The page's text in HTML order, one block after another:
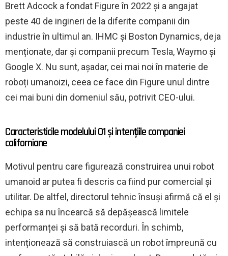
Brett Adcock a fondat Figure în 2022 și a angajat
peste 40 de ingineri de la diferite companii din
industrie în ultimul an. IHMC și Boston Dynamics, deja
menționate, dar și companii precum Tesla, Waymo și
Google X. Nu sunt, așadar, cei mai noi în materie de
roboți umanoizi, ceea ce face din Figure unul dintre
cei mai buni din domeniul său, potrivit CEO-ului.
Caracteristicile modelului 01 și intențiile companiei
californiane
Motivul pentru care figurează construirea unui robot
umanoid ar putea fi descris ca fiind pur comercial și
utilitar. De altfel, directorul tehnic însuși afirmă că el și
echipa sa nu încearcă să depășească limitele
performanței și să bată recorduri. În schimb,
intenționează să construiască un robot împreună cu